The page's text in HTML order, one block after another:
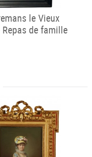
le Vieux
de famille